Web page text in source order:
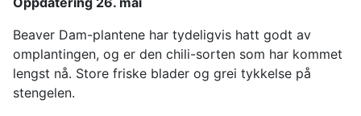
Beaver Dam-plantene har tydeligvis hatt godt av
omplantingen, og er den chili-sorten som har kommet
lengst nå. Store friske blader og grei tykkelse på
stengelen.